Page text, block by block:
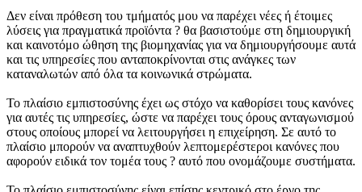
Δεν είναι πρόθεση του τμήματός μου να παρέχει νέες ή έτοιμες
λύσεις για πραγματικά προϊόντα ? θα βασιστούμε στη δημιουργική
και καινοτόμο ώθηση της βιομηχανίας για να δημιουργήσουμε αυτά
και τις υπηρεσίες που ανταποκρίνονται στις ανάγκες των
καταναλωτών από όλα τα κοινωνικά στρώματα.
Το πλαίσιο εμπιστοσύνης έχει ως στόχο να καθορίσει τους κανόνες
για αυτές τις υπηρεσίες, ώστε να παρέχει τους όρους ανταγωνισμού
στους οποίους μπορεί να λειτουργήσει η επιχείρηση. Σε αυτό το
πλαίσιο μπορούν να αναπτυχθούν λεπτομερέστεροι κανόνες που
αφορούν ειδικά τον τομέα τους ? αυτό που ονομάζουμε συστήματα.